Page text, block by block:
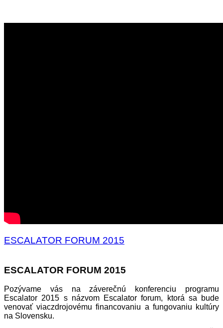
ESCALATOR FORUM 2015
ESCALATOR FORUM 2015
Pozývame vás na záverečnú konferenciu programu
Escalator 2015 s názvom Escalator forum, ktorá sa bude
venovať viaczdrojovému financovaniu a fungovaniu kultúry
na Slovensku.